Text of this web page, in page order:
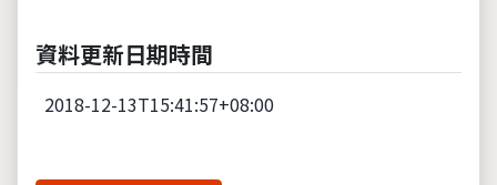
資料更新日期時間
2018-12-13T15:41:57+08:00